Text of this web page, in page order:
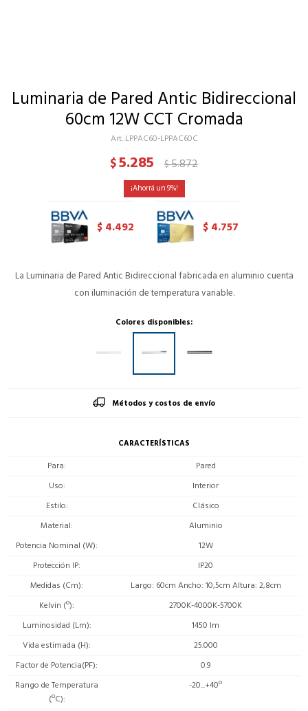
Luminaria de Pared Antic Bidireccional
60cm 12W CCT Cromada
LPPAC60-LPPAC60C
$5.285 $5.872
9
$ 4.492 $ 4.757
La Luminaria de Pared Antic Bidireccional fabricada en aluminio cuenta
con iluminación de temperatura variable.
Colores disponibles:
Métodos y costos de envío
CARACTERÍSTICAS
Para
Pared
Uso
Interior
Estilo
Clásico
Material
Aluminio
Potencia Nominal (W)
12W
Protección IP
IP20
Medidas (Cm)
Largo: 60cm Ancho: 10,5cm Altura: 2,8cm
Kelvin (º)
2700K-4000K-5700K
Luminosidad (Lm)
1450 lm
Vida estimada (H)
25.000
Factor de Potencia(PF)
0.9
Rango de Temperatura
(ºC)
-20...+40º